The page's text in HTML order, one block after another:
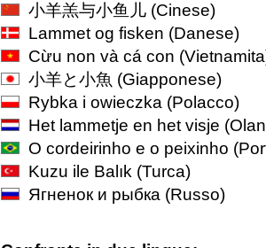
小羊羔与小鱼儿 (Cinese)
Lammet og fisken (Danese)
Cừu non và cá con
小羊と小魚 (Giapponese)
Rybka i owieczka (Polacco)
Het lammetje en het visje
O cordeirinho e o peixinho
Kuzu ile Balık (Turca)
Ягненок и рыбка (Russo)